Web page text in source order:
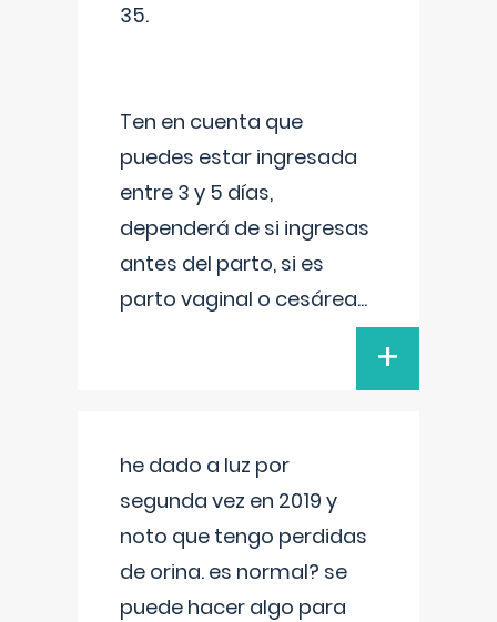
35.
Ten en cuenta que
puedes estar ingresada
entre 3 y 5 días,
dependerá de si ingresas
antes del parto, si es
parto vaginal o cesárea...
+
he dado a luz por
segunda vez en 2019 y
noto que tengo perdidas
de orina. es normal? se
puede hacer algo para